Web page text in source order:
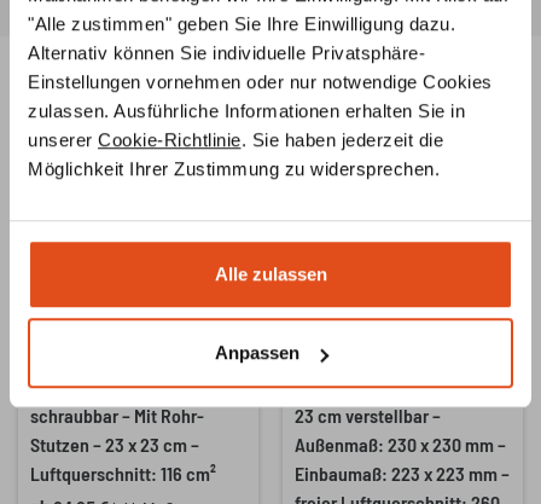
"Alle zustimmen" geben Sie Ihre Einwilligung dazu.
Alternativ können Sie individuelle Privatsphäre-
Einstellungen vornehmen oder nur notwendige Cookies
zulassen. Ausführliche Informationen erhalten Sie in
unserer Cookie-Richtlinie. Sie haben jederzeit die
Möglichkeit Ihrer Zustimmung zu widersprechen.
Alle zulassen
Anpassen
Ähnliche Produkte
CB-tec Außenluftgitter –
schraubbar – Mit Rohr-
Stutzen – 23 x 23 cm –
Luftquerschnitt: 116 cm²
CB-tec Warmluftgitter 23 x
23 cm verstellbar –
Außenmaß: 230 x 230 mm –
Einbaumaß: 223 x 223 mm –